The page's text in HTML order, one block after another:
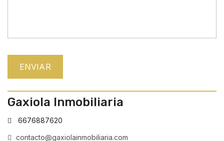
Gaxiola Inmobiliaria
6676887620
contacto@gaxiolainmobiliaria.com